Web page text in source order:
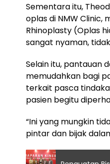
Sementara itu,
oplas di NMW
Rhinoplasty (Oplas
sangat nyaman,
Selain itu, pantauan
memudahkan bagi
terkait pasca
pasien begitu
“Ini yang mungkin
pintar dan bijak